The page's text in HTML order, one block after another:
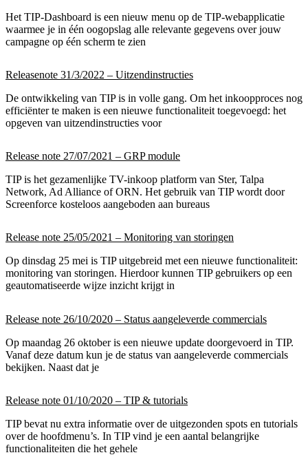
Het TIP-Dashboard is een nieuw menu op de TIP-webapplicatie
waarmee je in één oogopslag alle relevante gegevens over jouw
campagne op één scherm te zien
Releasenote 31/3/2022 – Uitzendinstructies
De ontwikkeling van TIP is in volle gang. Om het inkoopproces nog
efficiënter te maken is een nieuwe functionaliteit toegevoegd: het
opgeven van uitzendinstructies voor
Release note 27/07/2021 – GRP module
TIP is het gezamenlijke TV-inkoop platform van Ster, Talpa
Network, Ad Alliance of ORN. Het gebruik van TIP wordt door
Screenforce kosteloos aangeboden aan bureaus
Release note 25/05/2021 – Monitoring van storingen
Op dinsdag 25 mei is TIP uitgebreid met een nieuwe functionaliteit:
monitoring van storingen. Hierdoor kunnen TIP gebruikers op een
geautomatiseerde wijze inzicht krijgt in
Release note 26/10/2020 – Status aangeleverde commercials
Op maandag 26 oktober is een nieuwe update doorgevoerd in TIP.
Vanaf deze datum kun je de status van aangeleverde commercials
bekijken. Naast dat je
Release note 01/10/2020 – TIP & tutorials
TIP bevat nu extra informatie over de uitgezonden spots en tutorials
over de hoofdmenu’s. In TIP vind je een aantal belangrijke
functionaliteiten die het gehele